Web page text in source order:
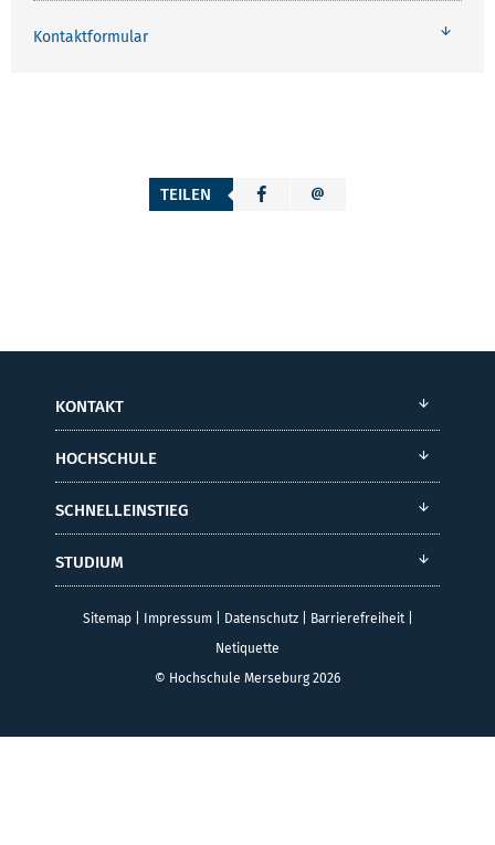
Kontaktformular
TEILEN
KONTAKT
HOCHSCHULE
SCHNELLEINSTIEG
STUDIUM
Sitemap| Impressum| Datenschutz| Barrierefreiheit|
Netiquette
© Hochschule Merseburg 2026